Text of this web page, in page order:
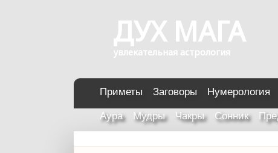
ДУХ МАГА
увлекательная астрология
Приметы Заговоры Нумерология
Аура Мудры Чакры Сонник